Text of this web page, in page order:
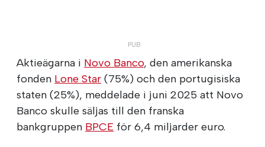
Aktieägarna i Novo Banco, den amerikanska
fonden Lone Star (75%) och den portugisiska
staten (25%), meddelade i juni 2025 att Novo
Banco skulle säljas till den franska
bankgruppen BPCE för 6,4 miljarder euro.